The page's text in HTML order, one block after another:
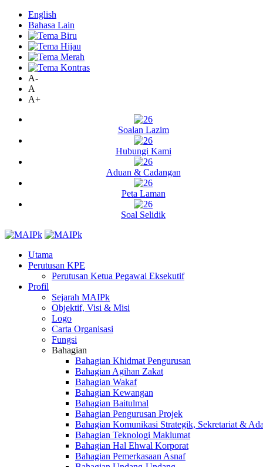
English
Bahasa Lain
A-
A
A+
Soalan Lazim
Hubungi Kami
Aduan & Cadangan
Peta Laman
Soal Selidik
Utama
Perutusan KPE
Perutusan Ketua Pegawai Eksekutif
Profil
Sejarah MAIPk
Objektif, Visi & Misi
Logo
Carta Organisasi
Fungsi
Bahagian
Bahagian Khidmat Pengurusan
Bahagian Agihan Zakat
Bahagian Wakaf
Bahagian Kewangan
Bahagian Baitulmal
Bahagian Pengurusan Projek
Bahagian Komunikasi Strategik, Sekretariat &
Bahagian Teknologi Maklumat
Bahagian Hal Ehwal Korporat
Bahagian Pemerkasaan Asnaf